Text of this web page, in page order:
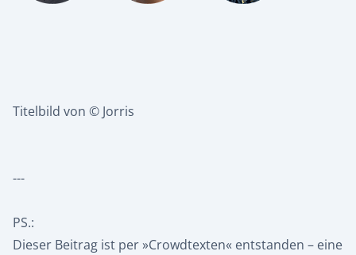
Titelbild von © Jorris
---
PS.:
Dieser Beitrag ist per »Crowdtexten« entstanden – eine